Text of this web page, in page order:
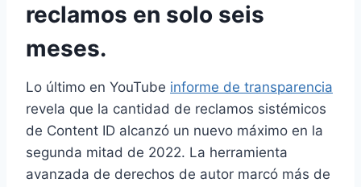
reclamos en solo seis
meses.
Lo último en YouTube informe de transparencia
revela que la cantidad de reclamos sistémicos
de Content ID alcanzó un nuevo máximo en la
segunda mitad de 2022. La herramienta
avanzada de derechos de autor marcó más de